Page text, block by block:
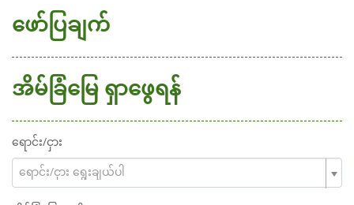
ဖော်ပြချက်
အိမ်ခြံမြေ ရှာဖွေရန်
ရောင်း/ငှား
ရောင်း/ငှား ရွေးချယ်ပါ